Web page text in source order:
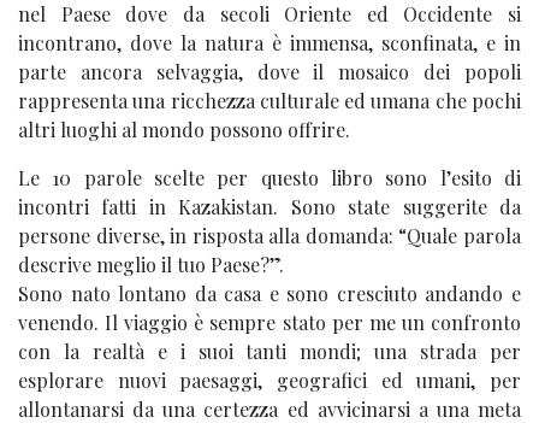
nel Paese dove da secoli Oriente ed Occidente si
incontrano, dove la natura è immensa, sconfinata, e in
parte ancora selvaggia, dove il mosaico dei popoli
rappresenta una ricchezza culturale ed umana che pochi
altri luoghi al mondo possono offrire.
Le 10 parole scelte per questo libro sono l’esito di
incontri fatti in Kazakistan. Sono state suggerite da
persone diverse, in risposta alla domanda: “Quale parola
descrive meglio il tuo Paese?”.
Sono nato lontano da casa e sono cresciuto andando e
venendo. Il viaggio è sempre stato per me un confronto
con la realtà e i suoi tanti mondi; una strada per
esplorare nuovi paesaggi, geografici ed umani, per
allontanarsi da una certezza ed avvicinarsi a una meta